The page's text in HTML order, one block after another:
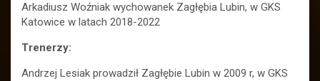
Arkadiusz Woźniak wychowanek Zagłębia Lubin, w GKS
Katowice w latach 2018-2022
Trenerzy:
Andrzej Lesiak prowadził Zagłębie Lubin w 2009 r, w GKS